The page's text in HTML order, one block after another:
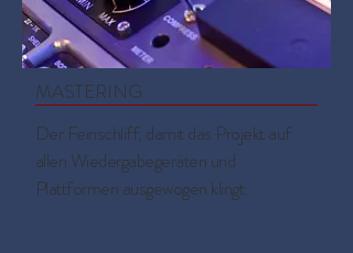
MASTERING
Der Feinschliff, damit das Projekt auf
allen Wiedergabegeräten und
Plattformen ausgewogen klingt.​